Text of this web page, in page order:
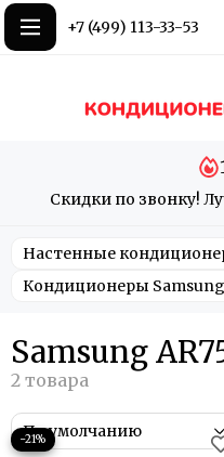
+7 (499) 113-33-53
Скидки по звонку!
Настенные
Кондиционеры Samsung
Samsung
−21%